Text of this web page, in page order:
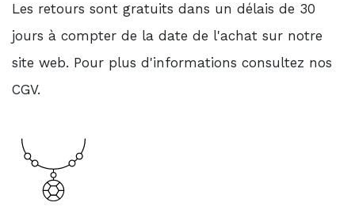
Les retours sont gratuits dans un délais de 30
jours à compter de la date de l'achat sur notre
site web. Pour plus d'informations consultez nos
CGV.